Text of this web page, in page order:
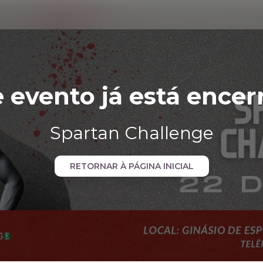
evento já está
Spartan Challenge
RETORNAR À PÁGINA INICIAL